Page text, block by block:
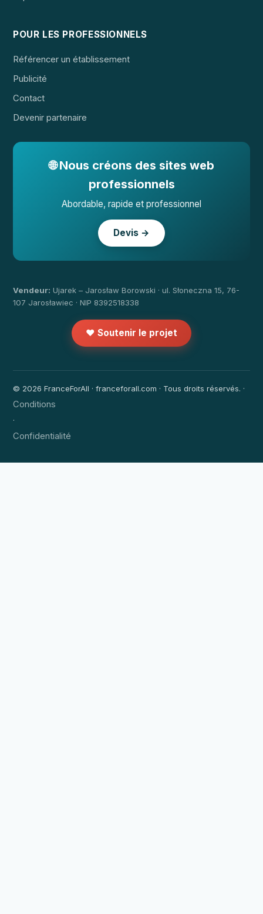
POUR LES PROFESSIONNELS
Référencer un établissement
Publicité
Contact
Devenir partenaire
🌐 Nous créons des sites web
professionnels
Abordable, rapide et professionnel
Devis →
Vendeur: Ujarek – Jarosław Borowski · ul. Słoneczna 15, 76-
107 Jarosławiec · NIP 8392518338
❤️ Soutenir le projet
© 2026 FranceForAll · franceforall.com · Tous droits réservés. ·
Conditions
·
Confidentialité